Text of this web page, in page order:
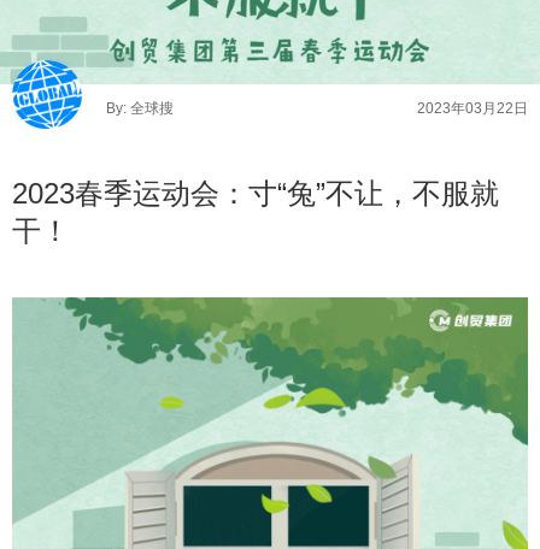
By: 全球搜 2023年03月22日
2023春季运动会：寸“兔”不让，不服就
干！